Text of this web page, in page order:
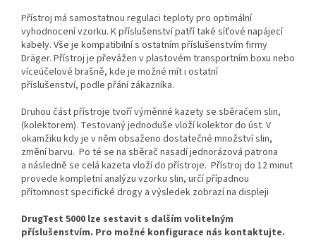
Přístroj má samostatnou regulaci teploty pro optimální
vyhodnocení vzorku. K příslušenství patří také síťové napájecí
kabely. Vše je kompatibilní s ostatním příslušenstvím firmy
Dräger. Přístroj je převážen v plastovém transportním boxu nebo
víceúčelové brašně, kde je možné mít i ostatní
příslušenství, podle přání zákazníka.
Druhou část přístroje tvoří výměnné kazety se sběračem slin,
(kolektorem). Testovaný jednoduše vloží kolektor do úst. V
okamžiku kdy je v něm obsaženo dostatečné množství slin,
změní barvu. Po té se na sběrač nasadí jednorázová patrona
a následně se celá kazeta vloží do přístroje. Přístroj do 12 minut
provede kompletní analýzu vzorku slin, určí případnou
přítomnost specifické drogy a výsledek zobrazí na displeji
DrugTest 5000 lze sestavit s dalším volitelným
příslušenstvím. Pro možné konfigurace nás kontaktujte.